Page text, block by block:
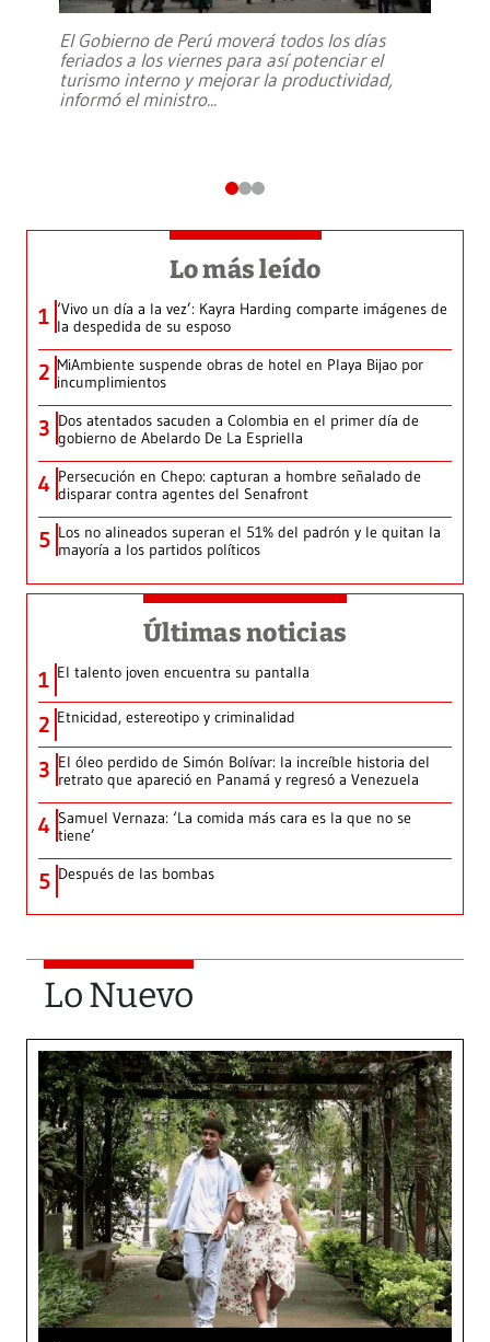
El Gobierno de Perú moverá todos los días
feriados a los viernes para así potenciar el
turismo interno y mejorar la productividad,
informó el ministro...
Lo más leído
1 ‘Vivo un día a la vez’: Kayra Harding comparte imágenes de
la despedida de su esposo
2 MiAmbiente suspende obras de hotel en Playa Bijao por
incumplimientos
3 Dos atentados sacuden a Colombia en el primer día de
gobierno de Abelardo De La Espriella
4 Persecución en Chepo: capturan a hombre señalado de
disparar contra agentes del Senafront
5 Los no alineados superan el 51% del padrón y le quitan la
mayoría a los partidos políticos
Últimas noticias
1 El talento joven encuentra su pantalla​
2 Etnicidad, estereotipo y criminalidad
3 El óleo perdido de Simón Bolívar: la increíble historia del
retrato que apareció en Panamá y regresó a Venezuela
4 Samuel Vernaza: ‘La comida más cara es la que no se
tiene’
5 Después de las bombas
Lo Nuevo